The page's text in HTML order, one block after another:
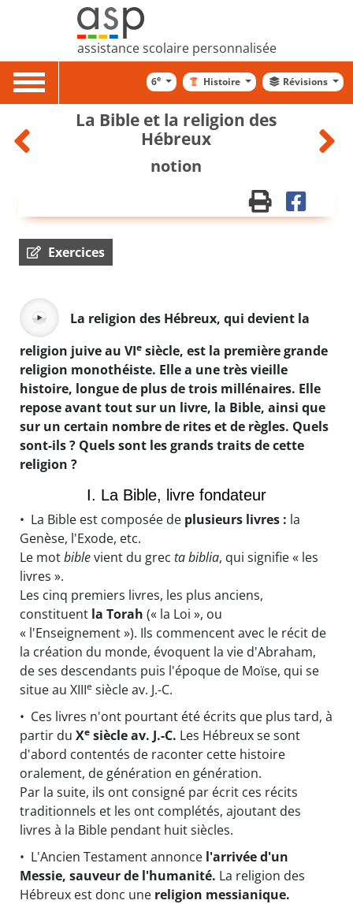
assistance scolaire personnalisée
Toggle
navigation
6e Histoire Révisions
La Bible et la religion des
Hébreux
notion
Exercices
La religion des Hébreux, qui devient la
religion juive au VIe siècle, est la première grande
religion monothéiste. Elle a une très vieille
histoire, longue de plus de trois millénaires. Elle
repose avant tout sur un livre, la Bible, ainsi que
sur un certain nombre de rites et de règles. Quels
sont-ils ? Quels sont les grands traits de cette
religion ?
I. La Bible, livre fondateur
• La Bible est composée de plusieurs livres : la
Genèse, l'Exode, etc.
Le motbiblevient du grec ta biblia, qui signifie « les
livres ».
Les cinq premiers livres, les plus anciens,
constituent la Torah (« la Loi », ou
« l'Enseignement »). Ils commencent avec le récit de
la création du monde, évoquent la vie d'Abraham,
de ses descendants puis l'époque de Moïse, qui se
situe au XIIIe siècle av. J.-C.
• Ces livres n'ont pourtant été écrits que plus tard, à
partir du Xe siècle av. J.-C. Les Hébreux se sont
d'abord contentés de raconter cette histoire
oralement, de génération en génération.
Par la suite, ils ont consigné par écrit ces récits
traditionnels et les ont complétés, ajoutant des
livres à la Bible pendant huit siècles.
• L'Ancien Testament annonce l'arrivée d'un
Messie, sauveur de l'humanité. La religion des
Hébreux est donc une religion messianique.